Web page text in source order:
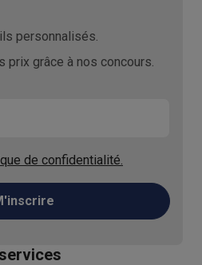
personnalisés.
prix grâce à nos concours.
de confidentialité.